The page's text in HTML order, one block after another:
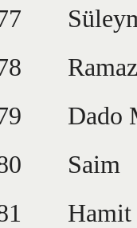
Dado
Saim
Hamit